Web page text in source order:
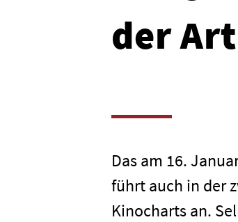
der
Das am 16.
führt auch in der
Kinocharts an.